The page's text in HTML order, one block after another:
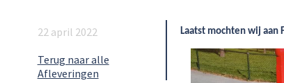
22 april 2022
Terug naar alle
Afleveringen
Laatst mochten wij aan